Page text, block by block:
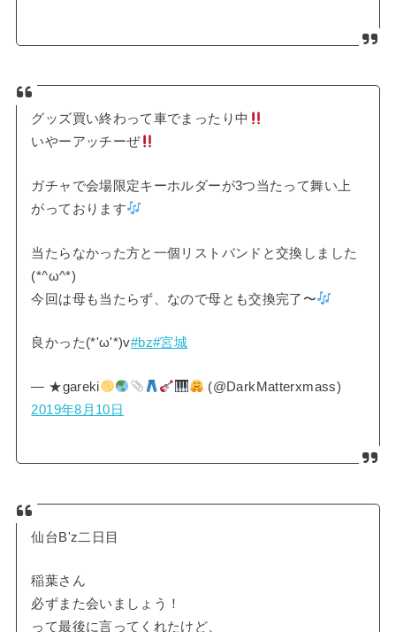
グッズ買い終わって車でまったり中
いやーアッチーぜ
ガチャで会場限定キーホルダーが3つ当たって舞い上
がっております
当たらなかった方と一個リストバンドと交換しました
(*^ω^*)
今回は母も当たらず、なので母とも交換完了〜
良かった(*'ω'*)v#bz#宮城
— ★gareki
(@DarkMatterxmass)
2019年8月10日
仙台B'z二日目
稲葉さん
必ずまた会いましょう！
って最後に言ってくれたけど、